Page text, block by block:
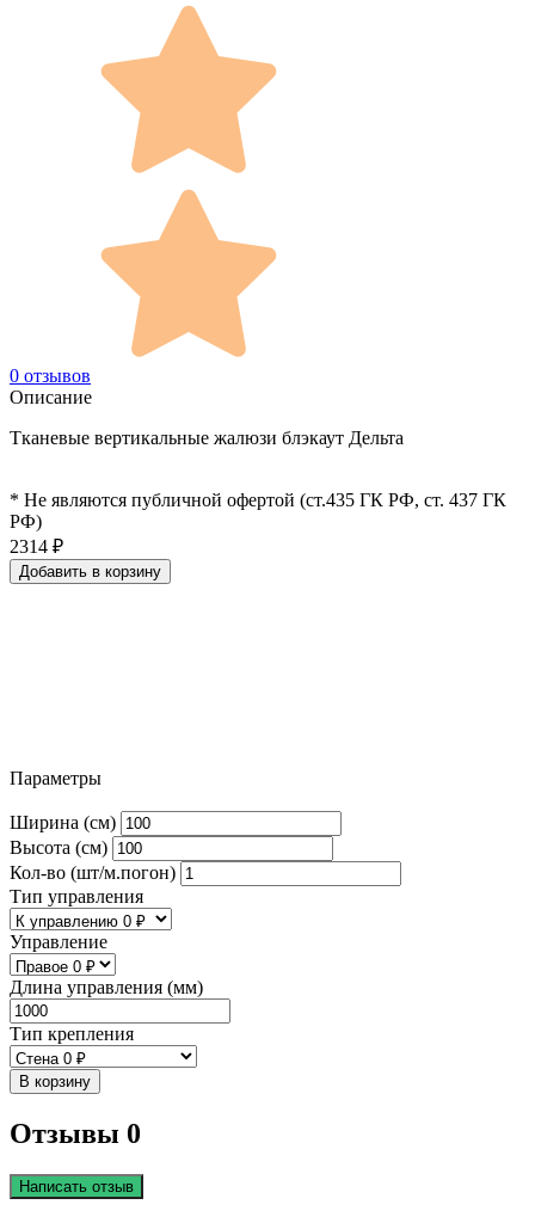
0 отзывов
Описание
Тканевые вертикальные жалюзи блэкаут Дельта
* Не являются публичной офертой (ст.435 ГК РФ, cт. 437 ГК
РФ)
2314 ₽
Добавить в корзину
Параметры
Ширина (см)
Высота (см)
Кол-во (шт/м.погон)
Тип управления
Управление
Длина управления (мм)
Тип крепления
В корзину
Отзывы 0
Написать отзыв